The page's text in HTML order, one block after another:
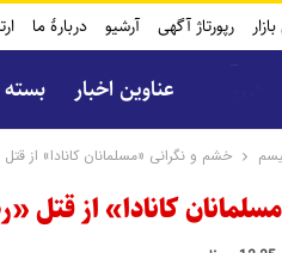
رپورتاژ آگهی آرشیو دربارۀ ما
عناوین اخبار
خشم و نگرانی «مسلمانان کانادا» از
کانادا» از قتل